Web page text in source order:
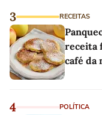
3 RECEITAS
receita
café da
4 POLÍTICA